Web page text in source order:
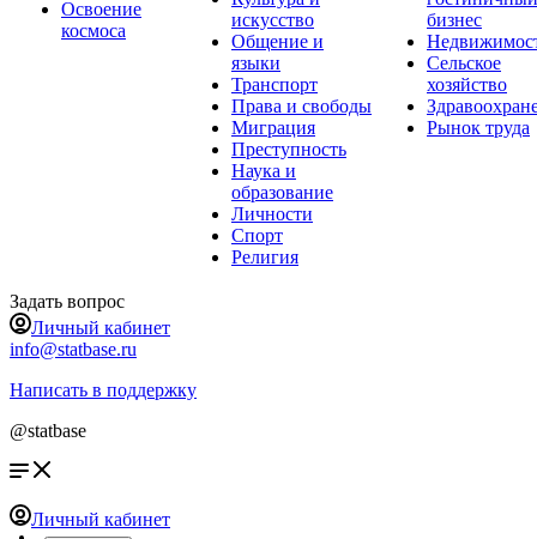
Освоение
космоса
искусство
Общение и
языки
Транспорт
Права и свободы
Миграция
Преступность
Наука и
образование
Личности
Спорт
Религия
бизнес
Сельское
хозяйство
Рынок труда
Задать вопрос
Личный кабинет
info@statbase.ru
Написать в поддержку
@statbase
Личный кабинет